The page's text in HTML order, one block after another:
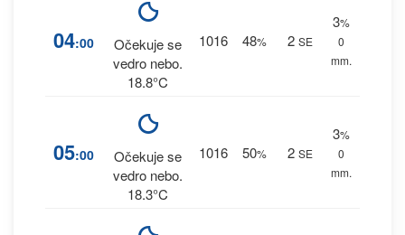
04:00
Očekuje se
vedro nebo.
18.8°C
1016 48% 2 SE
3%
0
mm.
05:00
Očekuje se
vedro nebo.
18.3°C
1016 50% 2 SE
3%
0
mm.